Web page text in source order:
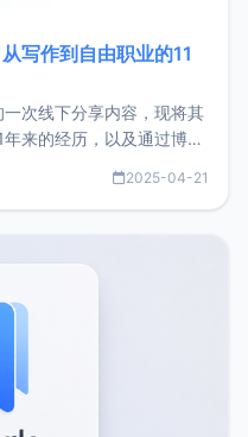
写作到自由职业的11
次线下分享内容，现将其
来的经历，以及通过博客
和产品现状。自我介绍大
2025-04-21